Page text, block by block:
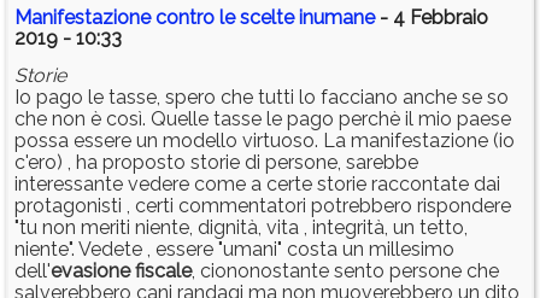
Manifestazione contro le scelte inumane- 4 Febbraio
2019 - 10:33
Storie
Io pago le tasse, spero che tutti lo facciano anche se so
che non è così. Quelle tasse le pago perchè il mio paese
possa essere un modello virtuoso. La manifestazione (io
c'ero) , ha proposto storie di persone, sarebbe
interessante vedere come a certe storie raccontate dai
protagonisti , certi commentatori potrebbero rispondere
"tu non meriti niente, dignità, vita , integrità, un tetto,
niente". Vedete , essere "umani" costa un millesimo
dell'evasione fiscale, ciononostante sento persone che
salverebbero cani randagi ma non muoverebbero un dito